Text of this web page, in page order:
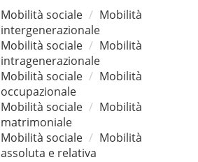
Mobilità sociale
Mobilità
intergenerazionale
Mobilità sociale
Mobilità
intragenerazionale
Mobilità sociale
Mobilità
occupazionale
Mobilità sociale
Mobilità
matrimoniale
Mobilità sociale
Mobilità
assoluta e relativa